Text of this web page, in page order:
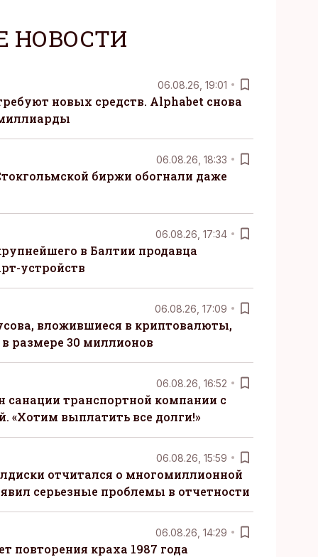
НОВОСТИ
06.08.26, 19:01
новых средств. Alphabet снова
06.08.26, 18:33
биржи обогнали даже
06.08.26, 17:34
в Балтии продавца
устройств
06.08.26, 17:09
вложившиеся в криптовалюты,
размере 30 миллионов
06.08.26, 16:52
санации транспортной компании с
«Хотим выплатить все долги!»
06.08.26, 15:59
отчитался о многомиллионной
серьезные проблемы в отчетности
06.08.26, 14:29
повторения краха 1987 года